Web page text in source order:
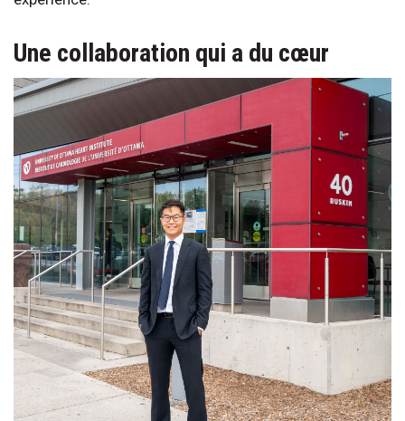
Une collaboration qui a du cœur